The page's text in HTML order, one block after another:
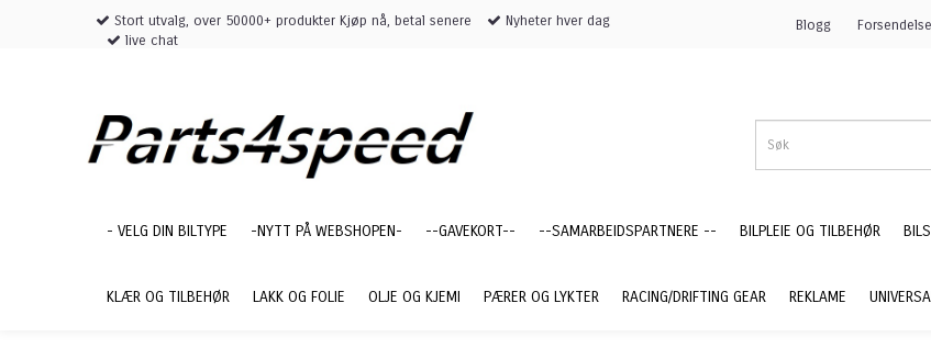
Stort utvalg, over 50000+ produkter Kjøp nå, betal senere
Nyheter hver dag
live chat
Blogg
- VELG DIN BILTYPE -NYTT PÅ WEBSHOPEN- --GAVEKORT-- --SAMARBEIDSPARTNERE -- BILPLEIE OG TILBEHØR
KLÆR OG TILBEHØR LAKK OG FOLIE OLJE OG KJEMI PÆRER OG LYKTER RACING/DRIFTING GEAR REKLAME